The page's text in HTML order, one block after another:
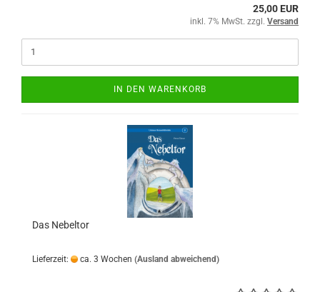
25,00 EUR
inkl. 7% MwSt. zzgl. Versand
IN DEN WARENKORB
Das Nebeltor
Lieferzeit: ca. 3 Wochen (Ausland abweichend)